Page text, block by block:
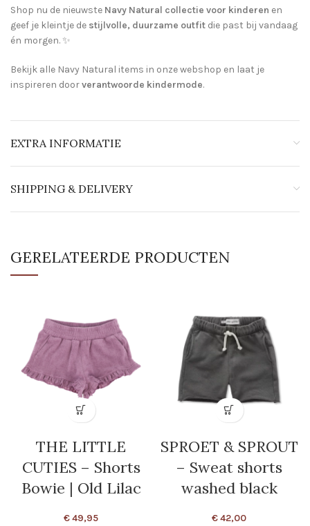
Shop nu de nieuwste Navy Natural collectie voor kinderen en
geef je kleintje de stijlvolle, duurzame outfit die past bij vandaag
én morgen. ✨
Bekijk alle Navy Natural items in onze webshop en laat je
inspireren doorverantwoorde kindermode.
EXTRA INFORMATIE
SHIPPING & DELIVERY
GERELATEERDE PRODUCTEN
THE LITTLE
CUTIES – Shorts
Bowie | Old Lilac
€49,95
SPROET & SPROUT
– Sweat shorts
washed black
€42,00